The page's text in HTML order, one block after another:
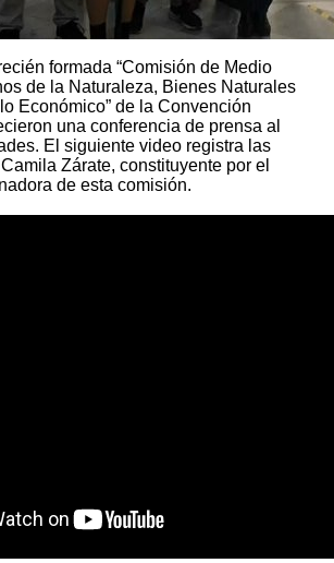
formada “Comisión de Medio
de la Naturaleza, Bienes Naturales
Económico” de la Convención
una conferencia de prensa al
El siguiente video registra las
Zárate, constituyente por el
de esta comisión.